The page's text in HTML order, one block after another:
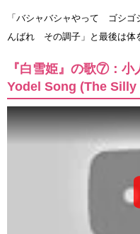
「バシャバシャやって ゴシ
んばれ その調子」と最後は体
『白雪姫』の歌⑦：
Yodel Song (The Silly